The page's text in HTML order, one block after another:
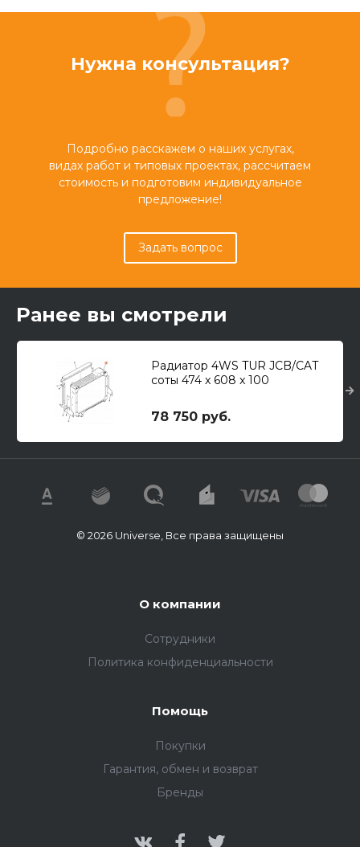
Нужна консультация?
Подробно расскажем о наших услугах,
видах работ и типовых проектах, рассчитаем
стоимость и подготовим индивидуальное
предложение!
Задать вопрос
Ранее вы смотрели
Радиатор 4WS TUR JCB/CAT
соты 474 x 608 x 100
78 750 руб.
© 2026 Universe, Все права защищены
О компании
Сотрудники
Политика конфиденциальности
Помощь
Покупки
Гарантия, обмен и возврат
Бренды